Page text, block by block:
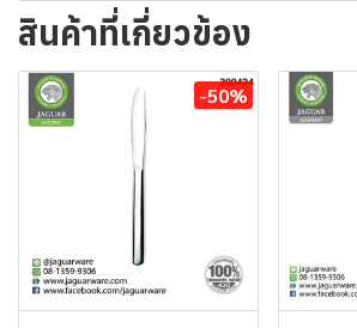
สินค้าที่เกี่ยวข้อง
-50%